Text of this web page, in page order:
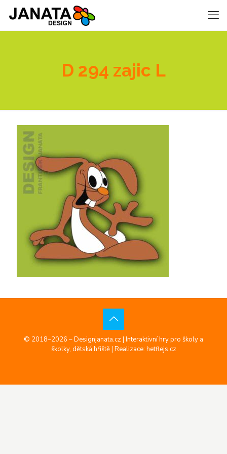
D 294 zajic L
© 2018–2026 – Designjanata.cz | Interaktivní hry pro školy a
školky, dětská hřiště | Realizace: hetflejs.cz